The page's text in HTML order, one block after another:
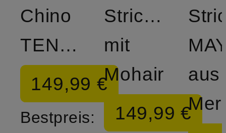
Chino
TENUTA
149,99 €
Bestpreis:
Strickjacke
mit
Mohair
149,99 €
aus